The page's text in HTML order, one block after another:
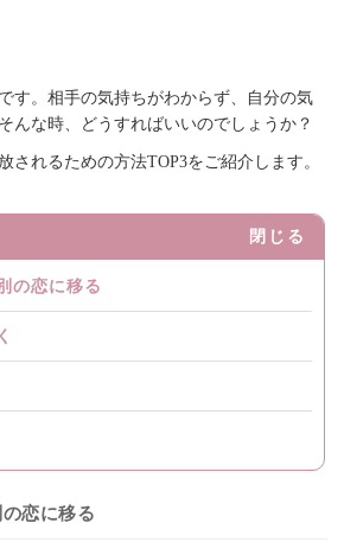
す。相手の気持ちがわからず、自分の気
んな時、どうすればいいのでしょうか？
されるための方法TOP3をご紹介します。
閉じる
の恋に移る
恋に移る